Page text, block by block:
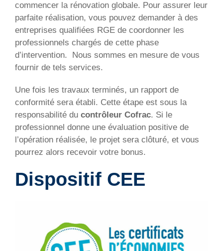
commencer la rénovation globale. Pour assurer leur
parfaite réalisation, vous pouvez demander à des
entreprises qualifiées RGE de coordonner les
professionnels chargés de cette phase
d’intervention. Nous sommes en mesure de vous
fournir de tels services.
Une fois les travaux terminés, un rapport de
conformité sera établi. Cette étape est sous la
responsabilité du contrôleur Cofrac. Si le
professionnel donne une évaluation positive de
l’opération réalisée, le projet sera clôturé, et vous
pourrez alors recevoir votre bonus.
Dispositif CEE